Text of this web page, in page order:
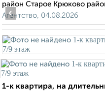
район Старое Крюково
Агентство, 04.08.2026
‹
1-к квартира, на